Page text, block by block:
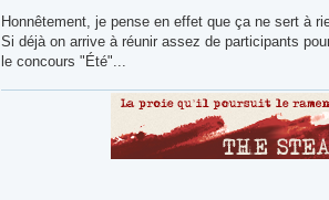
Honnêtement, je pense en effet que ça ne sert à
Si déjà on arrive à réunir assez de participants
le concours "Été"...